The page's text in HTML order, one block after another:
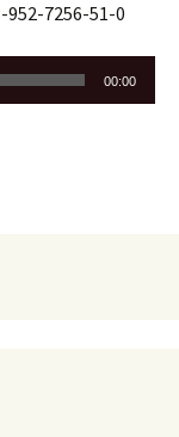
952-7256-51-0
00:00